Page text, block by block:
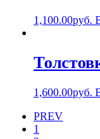
1,100.00руб.
1,600.00руб.
PREV
1